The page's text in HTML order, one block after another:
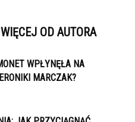
WIĘCEJ OD AUTORA
WPŁYNĘŁA NA
MARCZAK?